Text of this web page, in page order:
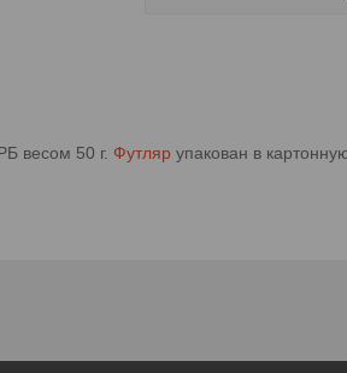
весом 50 г. Футляр упакован в